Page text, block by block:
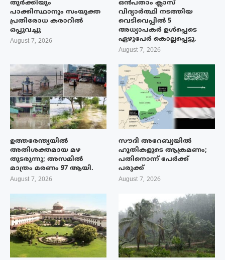
തുർക്കിയും
പാക്കിസ്ഥാനും സംയുക്ത
പ്രതിരോധ കരാറിൽ
ഒപ്പുവച്ചു
August 7, 2026
ഒൻപതാം ക്ലാസ്
വിദ്യാർത്ഥി നടത്തിയ
വെടിവെപ്പിൽ 5
അധ്യാപകർ ഉൾപ്പെടെ
ഏഴുപേർ കൊല്ലപ്പെട്ടു.
August 7, 2026
ഉത്തരേന്ത്യയിൽ
അതിശക്തമായ മഴ
തുടരുന്നു; അസമിൽ
മാത്രം മരണം 97 ആയി.
August 7, 2026
സൗദി അറേബ്യയിൽ
ഹൂതികളുടെ ആക്രമണം;
പതിനൊന്ന് പേർക്ക്
പരുക്ക്
August 7, 2026